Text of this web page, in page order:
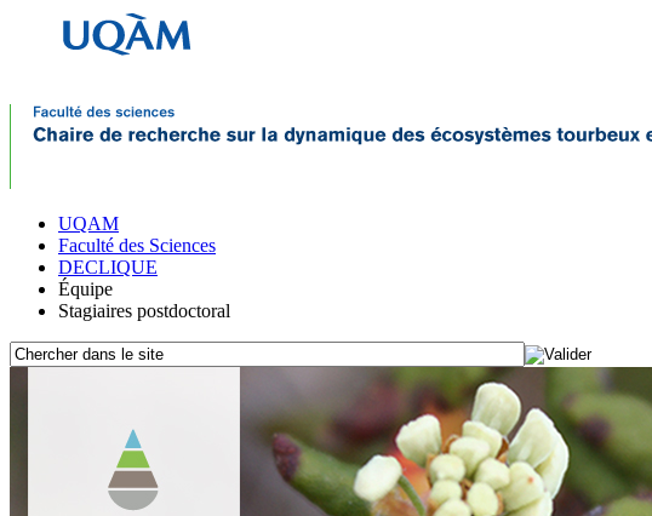
UQAM
Faculté des Sciences
DECLIQUE
Équipe
Stagiaires postdoctoral